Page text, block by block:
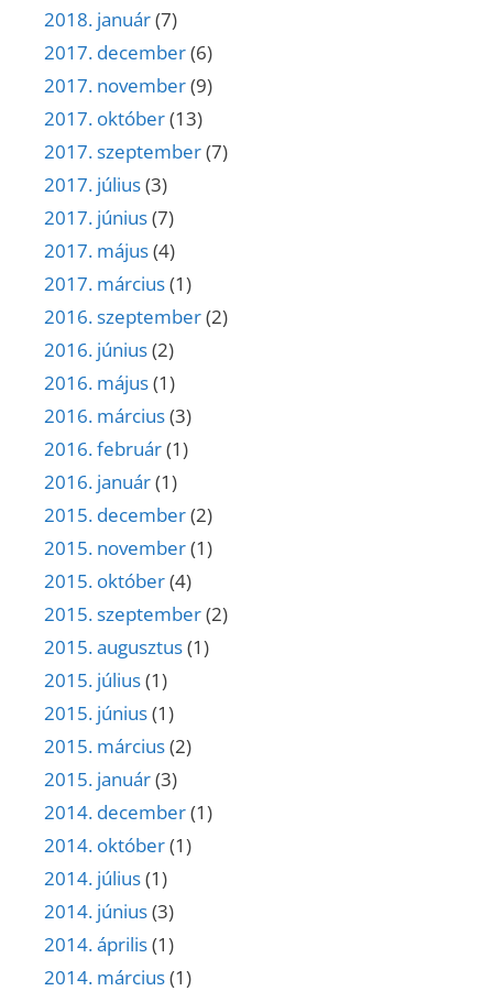
2018. január(7)
2017. december(6)
2017. november(9)
2017. október(13)
2017. szeptember(7)
2017. július(3)
2017. június(7)
2017. május(4)
2017. március(1)
2016. szeptember(2)
2016. június(2)
2016. május(1)
2016. március(3)
2016. február(1)
2016. január(1)
2015. december(2)
2015. november(1)
2015. október(4)
2015. szeptember(2)
2015. augusztus(1)
2015. július(1)
2015. június(1)
2015. március(2)
2015. január(3)
2014. december(1)
2014. október(1)
2014. július(1)
2014. június(3)
2014. április(1)
2014. március(1)